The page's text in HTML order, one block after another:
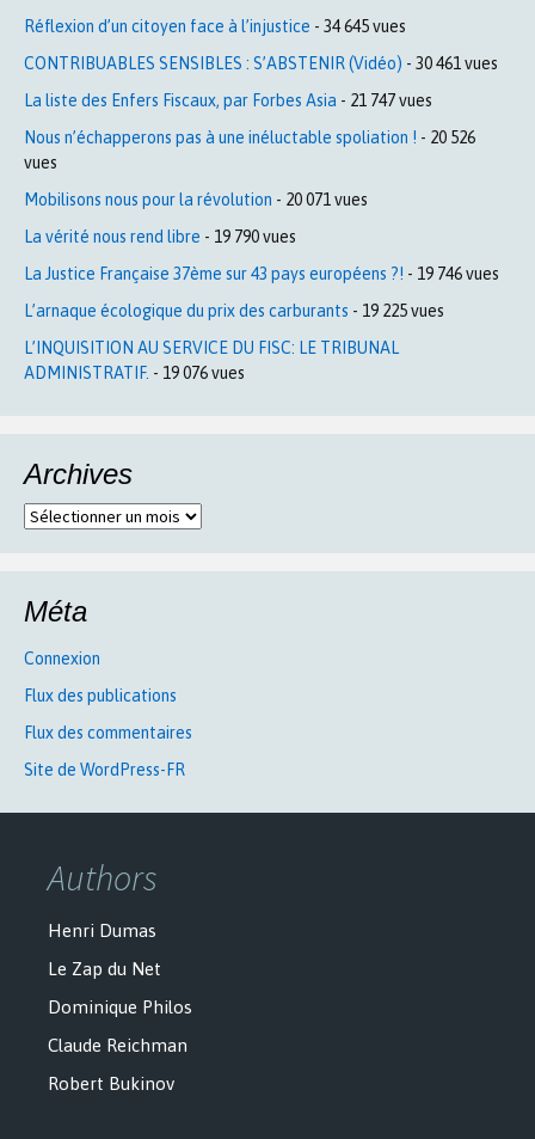
Réflexion d’un citoyen face à l’injustice - 34 645 vues
CONTRIBUABLES SENSIBLES : S’ABSTENIR (Vidéo) - 30 461 vues
La liste des Enfers Fiscaux, par Forbes Asia - 21 747 vues
Nous n’échapperons pas à une inéluctable spoliation ! - 20 526
vues
Mobilisons nous pour la révolution - 20 071 vues
La vérité nous rend libre - 19 790 vues
La Justice Française 37ème sur 43 pays européens ?! - 19 746 vues
L’arnaque écologique du prix des carburants - 19 225 vues
L’INQUISITION AU SERVICE DU FISC: LE TRIBUNAL
ADMINISTRATIF. - 19 076 vues
Archives
Archives
Méta
Connexion
Flux des publications
Flux des commentaires
Site de WordPress-FR
Authors
Henri Dumas
Le Zap du Net
Dominique Philos
Claude Reichman
Robert Bukinov